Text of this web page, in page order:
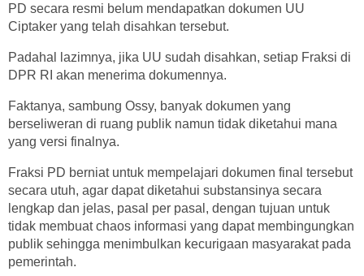
PD secara resmi belum mendapatkan dokumen UU
Ciptaker yang telah disahkan tersebut.
Padahal lazimnya, jika UU sudah disahkan, setiap Fraksi di
DPR RI akan menerima dokumennya.
Faktanya, sambung Ossy, banyak dokumen yang
berseliweran di ruang publik namun tidak diketahui mana
yang versi finalnya.
Fraksi PD berniat untuk mempelajari dokumen final tersebut
secara utuh, agar dapat diketahui substansinya secara
lengkap dan jelas, pasal per pasal, dengan tujuan untuk
tidak membuat chaos informasi yang dapat membingungkan
publik sehingga menimbulkan kecurigaan masyarakat pada
pemerintah.